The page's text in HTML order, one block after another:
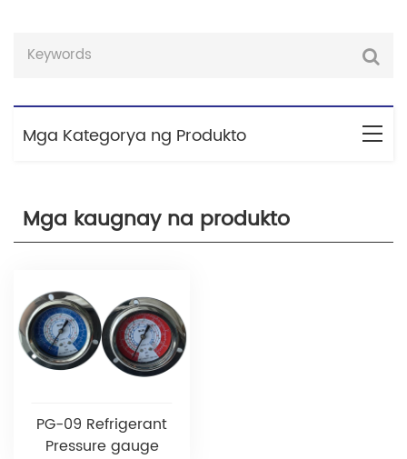
Mga Kategorya ng Produkto
Mga kaugnay na produkto
PG-09 Refrigerant
Pressure gauge